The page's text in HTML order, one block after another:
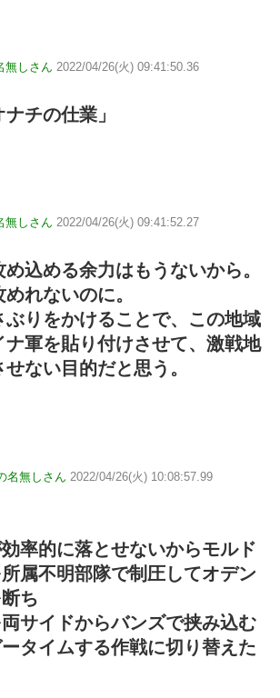
無しさん 2022/04/26(火) 09:41:50.36
チの仕業」
無しさん 2022/04/26(火) 09:41:52.27
込める余力はもうないから。
れないのに。
ぶりをかけることで、この地域
ナ軍を貼り付けさせて、激戦地
ない目的だと思う。
名無しさん 2022/04/26(火) 10:08:57.99
率的に落とせないからモルド
属不明部隊で制圧してオデン
ち
サイドからバンズで挟み込む
タイムする作戦に切り替えた